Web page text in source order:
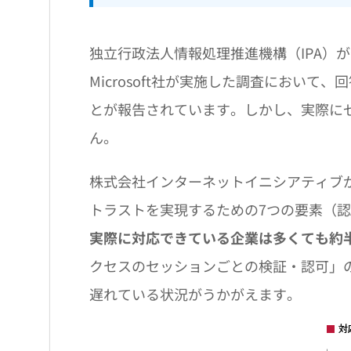
独立行政法人情報処理推進機構（IPA）
Microsoft社が実施した調査において、
とが報告されています。しかし、実際
ん。
株式会社インターネットイニシアティブ
トラストを実現するための7つの要素（
実際に対応できている企業は多くても約
クセスのセッションごとの検証・認可
遅れている状況がうかがえます。